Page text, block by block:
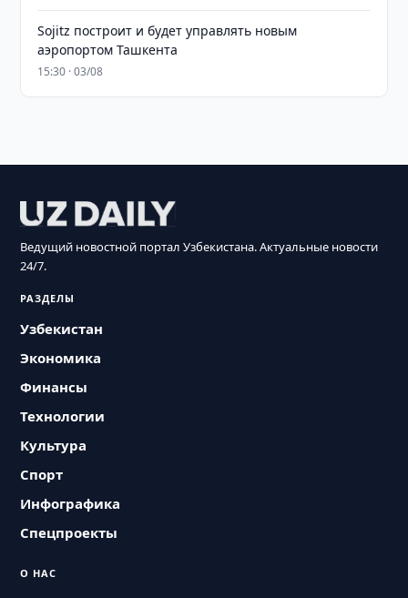
Sojitz построит и будет управлять новым
аэропортом Ташкента
15:30 · 03/08
Ведущий новостной портал Узбекистана. Актуальные новости
24/7.
РАЗДЕЛЫ
Узбекистан
Экономика
Финансы
Технологии
Культура
Спорт
Инфографика
Спецпроекты
О НАС